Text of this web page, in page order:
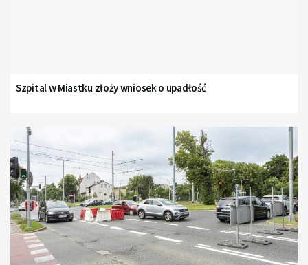
Szpital w Miastku złoży wniosek o upadłość